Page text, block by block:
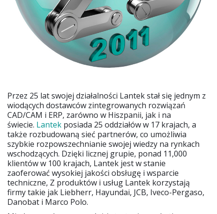
Przez 25 lat swojej działalności Lantek stał się jednym z
wiodących dostawców zintegrowanych rozwiązań
CAD/CAM i ERP, zarówno w Hiszpanii, jak i na
świecie. Lantek posiada 25 oddziałów w 17 krajach, a
także rozbudowaną sieć partnerów, co umożliwia
szybkie rozpowszechnianie swojej wiedzy na rynkach
wschodzących. Dzięki licznej grupie, ponad 11,000
klientów w 100 krajach, Lantek jest w stanie
zaoferować wysokiej jakości obsługę i wsparcie
techniczne, Z produktów i usług Lantek korzystają
firmy takie jak Liebherr, Hayundai, JCB, Iveco-Pergaso,
Danobat i Marco Polo.